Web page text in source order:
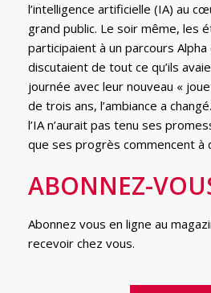
l’intelligence artificielle (IA) au
grand public. Le soir même, les
participaient à un parcours
discutaient de tout ce qu’ils
journée avec leur nouveau «
de trois ans, l’ambiance a
l’IA n’aurait pas tenu ses
que ses progrès commencent à
ABONNEZ-
Abonnez vous en ligne au
recevoir chez vous.